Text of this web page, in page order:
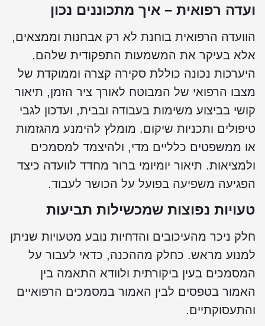
ועדה רפואית – איך מתכוננים נכון
הוועדה הרפואית בוחנת לא רק אבחנות וממצאים,
אלא בעיקר את המשמעות התפקודית שלהם.
היערכות נכונה כוללת סקירה קצרה וממוקדת של
מצבו הרפואי של המבוטח לאורך ציר הזמן, תיאור
קושי בביצוע משימות בעבודה ובבית, ועדכון לגבי
טיפולים ותכניות שיקום. מומלץ להימנע מהגזמות
או ממשפטים כלליים מדי, ולהיצמד למסמכים
ולמציאות. תיאור יומיומי ברור מחדד לוועדה כיצד
הפגיעה משפיעה בפועל על הכושר לעבוד.
טעויות נפוצות שמכשילות תביעות
חלק ניכר מהעיכובים והדחיות נובע מטעויות שניתן
למנוע מראש. כחלק מההכנה, כדאי לעבור על
המסמכים בעין ביקורתית ולוודא התאמה בין
האמור בטפסים לבין האמור במסמכים הרפואיים
והתעסוקתיים.